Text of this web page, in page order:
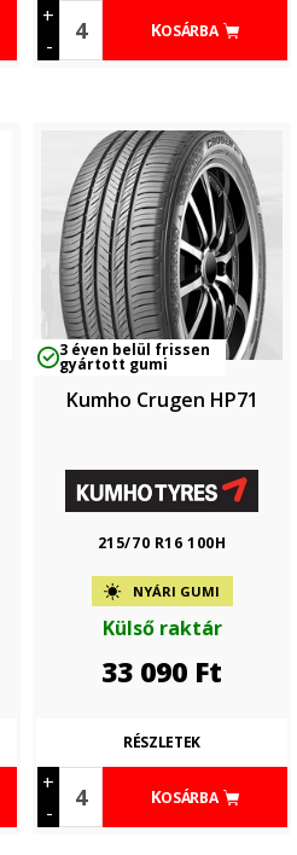
+
-
KOSÁRBA
3 éven belül frissen
gyártott gumi
Kumho Crugen HP71
215/70 R16 100H
NYÁRI GUMI
Külső raktár
33 090 Ft
+
-
KOSÁRBA
RÉSZLETEK